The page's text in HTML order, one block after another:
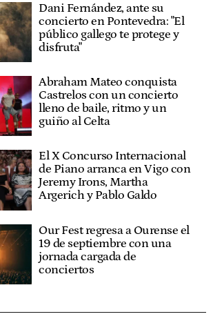
Dani Fernández, ante su
concierto en Pontevedra: "El
público gallego te protege y
disfruta"
Abraham Mateo conquista
Castrelos con un concierto
lleno de baile, ritmo y un
guiño al Celta
El X Concurso Internacional
de Piano arranca en Vigo con
Jeremy Irons, Martha
Argerich y Pablo Galdo
Our Fest regresa a Ourense el
19 de septiembre con una
jornada cargada de
conciertos